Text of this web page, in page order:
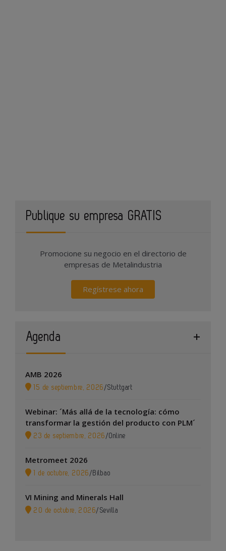
Publique su empresa GRATIS
Promocione su negocio en el directorio de
empresas de Metalindustria
Regístrese ahora
Agenda
AMB 2026
15 de septiembre, 2026 /Stuttgart
Webinar: ´Más allá de la tecnología: cómo
transformar la gestión del producto con PLM´
23 de septiembre, 2026 / Online
Metromeet 2026
1 de octubre, 2026 / Bilbao
VI Mining and Minerals Hall
20 de octubre, 2026/ Sevilla